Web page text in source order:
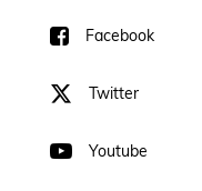
Facebook
Twitter
Youtube